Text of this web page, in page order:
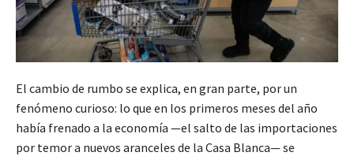
El cambio de rumbo se explica, en gran parte, por un
fenómeno curioso: lo que en los primeros meses del año
había frenado a la economía —el salto de las importaciones
por temor a nuevos aranceles de la Casa Blanca— se